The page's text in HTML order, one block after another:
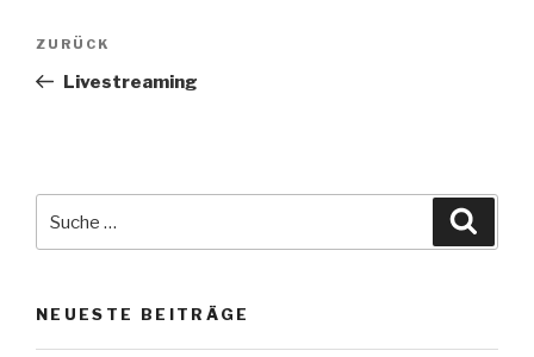
Beitragsnavigation
Vorheriger
Beitrag
ZURÜCK
Livestreaming
nach:
NEUESTE BEITRÄGE